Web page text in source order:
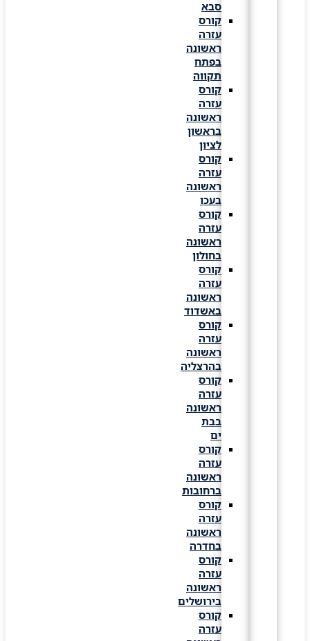
קורס
עזרה
ראשונה
בפתח
תקווה
קורס
עזרה
ראשונה
בראשון
קורס
עזרה
ראשונה
קורס
עזרה
ראשונה
בחולון
קורס
עזרה
ראשונה
באשדוד
קורס
עזרה
ראשונה
בהרצליה
קורס
עזרה
ראשונה
קורס
עזרה
ראשונה
ברחובות
קורס
עזרה
ראשונה
בחדרה
קורס
עזרה
ראשונה
בירושלים
קורס
עזרה